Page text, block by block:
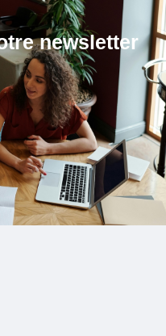
newsletter